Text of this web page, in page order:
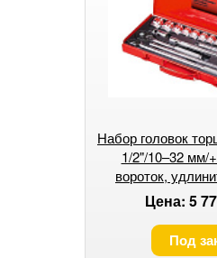
Набор головок
1/2"/10–32 мм/
вороток,
Цена: 5
Под